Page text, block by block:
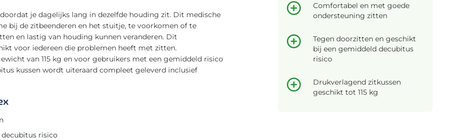
je dagelijks lang in dezelfde houding zit. Dit medische
bij de zitbeenderen en het stuitje, te voorkomen of te
en lastig van houding kunnen veranderen. Dit
voor iedereen die problemen heeft met zitten.
van 115 kg en voor gebruikers met een gemiddeld risico
kussen wordt uiteraard compleet geleverd inclusief
risico
Comfortabel en met goede
ondersteuning zitten
Tegen doorzitten en geschikt
bij een gemiddeld decubitus
risico
Drukverlagend zitkussen
geschikt tot 115 kg